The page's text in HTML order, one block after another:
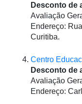
Desconto de
Avaliação
Endereço:
Curitiba.
Centro
Desconto de
Avaliação
Endereço: